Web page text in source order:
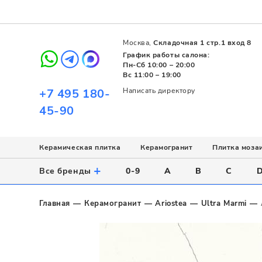
+7 495 180-
45-90
Написать директору
Москва,Складочная 1 стр.1 вход 8
График работы салона:
Пн-Сб 10:00 – 20:00
Вс 11:00 – 19:00
Керамическая плитка
Использование
Напольное
Настенное
Стиль
Современный
Пэчворк
Керамогранит
Назначение
Для ванной
Напольное
Поверхность
Матовая
Полированная
Плитка
Назначение
Для ванной
Для бассейна
Цвет
Белый
Серый
Все бренды + 0-9 A B C D
Главная Керамогранит Ariostea Ultra Marmi